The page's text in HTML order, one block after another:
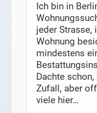
Ich bin in
jeder Strasse,
Wohnung
mindestens
Dachte
Zufall, aber
viele hier…